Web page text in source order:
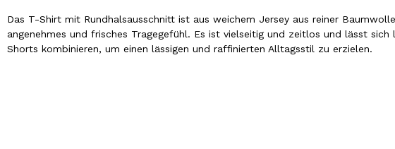
Das T-Shirt mit Rundhalsausschnitt ist aus weichem Jersey aus reiner
angenehmes und frisches Tragegefühl. Es ist vielseitig und zeitlos und lässt
Shorts kombinieren, um einen lässigen und raffinierten Alltagsstil zu erzielen.